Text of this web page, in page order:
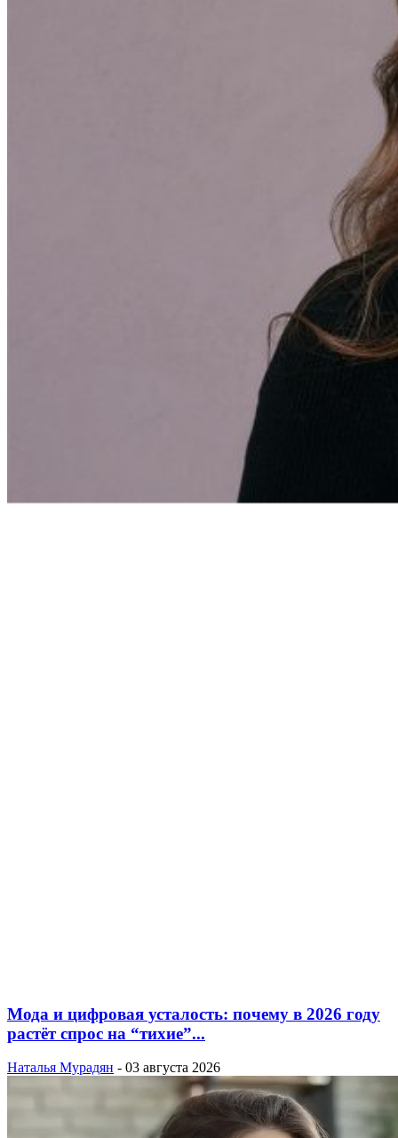
Мода и цифровая усталость: почему в 2026 году
растёт спрос на “тихие”...
Наталья Мурадян - 03 августа 2026